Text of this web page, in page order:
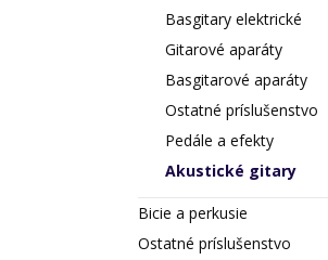
Basgitary elektrické
Gitarové aparáty
Basgitarové aparáty
Ostatné príslušenstvo
Pedále a efekty
Akustické gitary
Bicie a perkusie
Ostatné príslušenstvo